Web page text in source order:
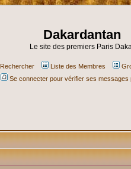
Dakardantan
Le site des premiers Paris
Rechercher Liste des Membres
Se connecter pour vérifier ses messages